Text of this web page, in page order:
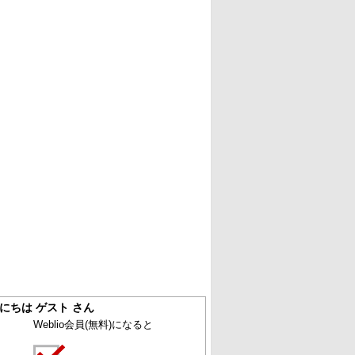
ちは ゲスト さん
Weblio会員(無料)になると